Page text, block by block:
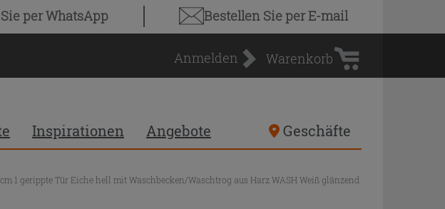
per WhatsApp Bestellen Sieper E-mail
Anmelden
Warenkorb
Warenkorb
Inspirationen Angebote Geschäfte
1 gerippte Tür Eiche hell mit Waschbecken/Waschtrog aus Harz WASH Weiß glänzend